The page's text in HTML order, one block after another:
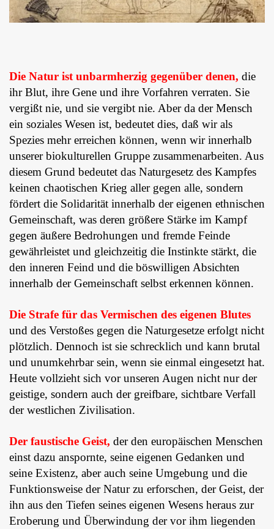
Die Natur ist unbarmherzig gegenüber denen, die
ihr Blut, ihre Gene und ihre Vorfahren verraten. Sie
vergißt nie, und sie vergibt nie. Aber da der Mensch
ein soziales Wesen ist, bedeutet dies, daß wir als
Spezies mehr erreichen können, wenn wir innerhalb
unserer biokulturellen Gruppe zusammenarbeiten. Aus
diesem Grund bedeutet das Naturgesetz des Kampfes
keinen chaotischen Krieg aller gegen alle, sondern
fördert die Solidarität innerhalb der eigenen ethnischen
Gemeinschaft, was deren größere Stärke im Kampf
gegen äußere Bedrohungen und fremde Feinde
gewährleistet und gleichzeitig die Instinkte stärkt, die
den inneren Feind und die böswilligen Absichten
innerhalb der Gemeinschaft selbst erkennen können.
Die Strafe für das Vermischen des eigenen Blutes
und des Verstoßes gegen die Naturgesetze erfolgt nicht
plötzlich. Dennoch ist sie schrecklich und kann brutal
und unumkehrbar sein, wenn sie einmal eingesetzt hat.
Heute vollzieht sich vor unseren Augen nicht nur der
geistige, sondern auch der greifbare, sichtbare Verfall
der westlichen Zivilisation.
Der faustische Geist, der den europäischen Menschen
einst dazu anspornte, seine eigenen Gedanken und
seine Existenz, aber auch seine Umgebung und die
Funktionsweise der Natur zu erforschen, der Geist, der
ihn aus den Tiefen seines eigenen Wesens heraus zur
Eroberung und Überwindung der vor ihm liegenden